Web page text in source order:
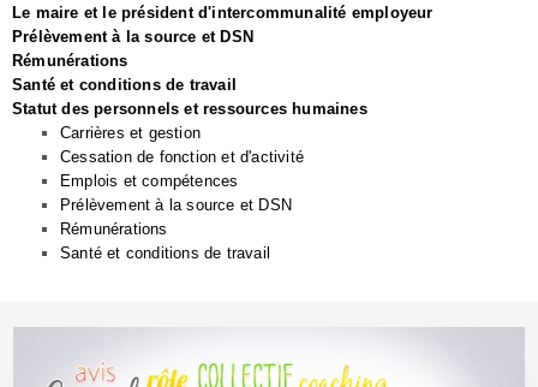
Le maire et le président d'intercommunalité employeur
Prélèvement à la source et DSN
Rémunérations
Santé et conditions de travail
Statut des personnels et ressources humaines
Carrières et gestion
Cessation de fonction et d'activité
Emplois et compétences
Prélèvement à la source et DSN
Rémunérations
Santé et conditions de travail